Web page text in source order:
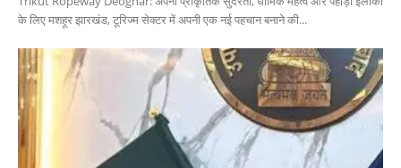
के लिए मशहूर झारखंड, टूरिज्म सेक्टर में अपनी एक नई पहचान बनाने की...